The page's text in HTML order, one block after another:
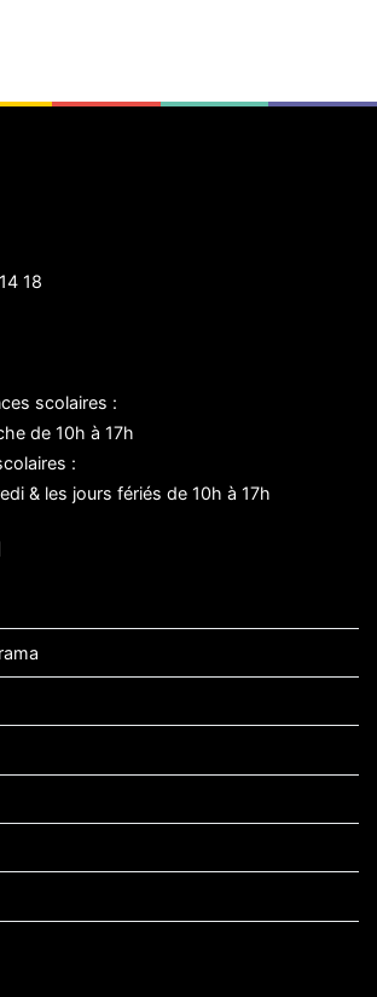
18
scolaires :
de 10h à 17h
:
& les jours fériés de 10h à 17h